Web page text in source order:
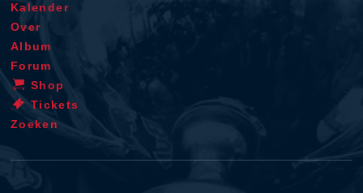
Kalender
Over
Album
Forum
Shop
Tickets
Zoeken